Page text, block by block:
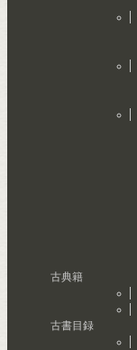
古典籍
古書目録